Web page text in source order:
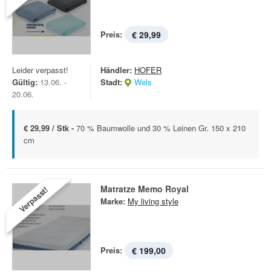
Preis: € 29,99
Leider verpasst!
Gültig: 13.06. -
20.06.
Händler: HOFER
Stadt:
Wels
€ 29,99 / Stk - 70 % Baumwolle und 30 % Leinen Gr. 150 x 210
cm
Verpasst! Matratze Memo Royal
Marke: My living style
Preis: € 199,00